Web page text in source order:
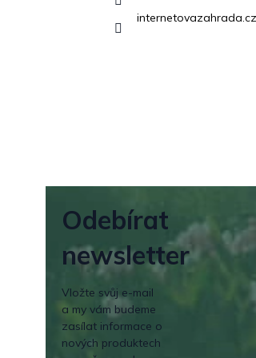
Odebírat
newsletter
Vložte svůj e-mail
a my vám budeme
zasílat informace o
nových produktech